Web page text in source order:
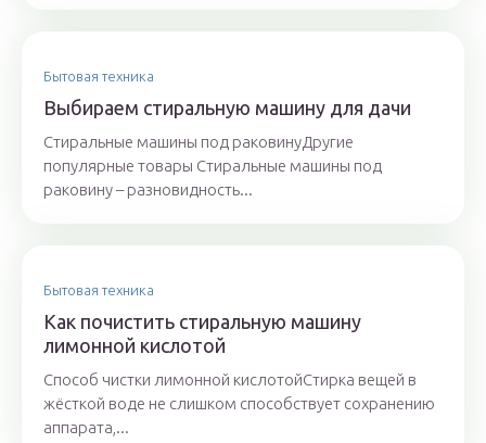
Бытовая техника
Выбираем стиральную машину для дачи
Стиральные машины под раковинуДругие
популярные товары Стиральные машины под
раковину – разновидность...
Бытовая техника
Как почистить стиральную машину
лимонной кислотой
Способ чистки лимонной кислотойСтирка вещей в
жёсткой воде не слишком способствует сохранению
аппарата,...